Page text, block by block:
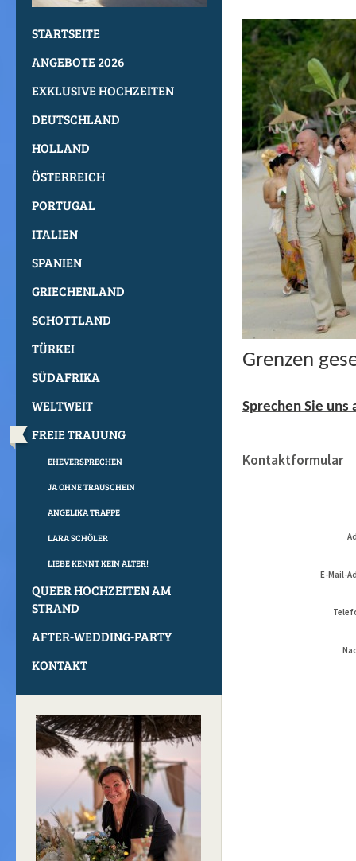
STARTSEITE
ANGEBOTE 2026
EXKLUSIVE HOCHZEITEN
DEUTSCHLAND
HOLLAND
ÖSTERREICH
PORTUGAL
ITALIEN
SPANIEN
GRIECHENLAND
SCHOTTLAND
TÜRKEI
SÜDAFRIKA
WELTWEIT
FREIE TRAUUNG
EHEVERSPRECHEN
JA OHNE TRAUSCHEIN
ANGELIKA TRAPPE
LARA SCHÖLER
LIEBE KENNT KEIN ALTER!
QUEER HOCHZEITEN AM
STRAND
AFTER-WEDDING-PARTY
KONTAKT
Grenzen
Sprechen Sie uns
Kontaktformular
E-Mail-